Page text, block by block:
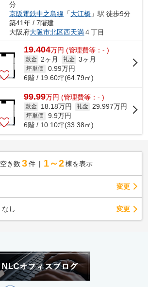
分
京阪電鉄中之島線 「大江橋 」駅 徒歩9分
築41年 / 7階建
大阪府大阪市北区西天満４丁目
19.404万円 (管理費等：- )
敷金 2ヶ月 礼金 3ヶ月
坪単価 0.99万円
6階 / 19.60坪(64.79㎡)
99.99万円 (管理費等：- )
敷金 18.18万円 礼金 29.997万円
坪単価 9.9万円
6階 / 10.10坪(33.38㎡)
空き数 3 件 1～2 棟を表示
変更
なし 変更